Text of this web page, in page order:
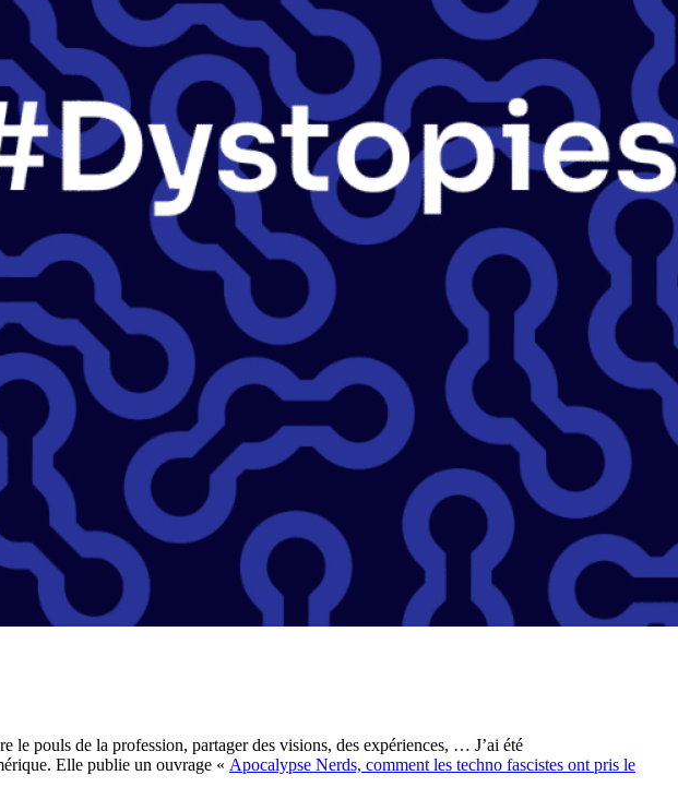
le pouls de la profession, partager des visions, des expériences, … J’ai été
. Elle publie un ouvrage « Apocalypse Nerds, comment les techno fascistes ont pris le